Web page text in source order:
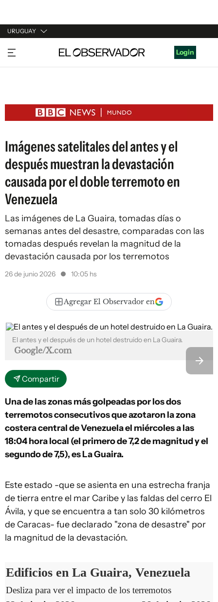
URUGUAY
URUGUAY
ARGENTINA
ESTADOS UNIDOS
Login
Imágenes satelitales del antes y el
después muestran la devastación
causada por el doble terremoto en
Venezuela
Las imágenes de La Guaira, tomadas días o
semanas antes del desastre, comparadas con las
tomadas después revelan la magnitud de la
devastación causada por los terremotos
26 de junio 2026 10:05 hs
Agregar El Observador en
El antes y el después de un hotel destruido en La Guaira.
Google/X.com
Compartir
Una de las zonas más golpeadas por los dos
terremotos consecutivos que azotaron la zona
costera central de Venezuela el miércoles a las
18:04 hora local (el primero de 7,2 de magnitud y el
segundo de 7,5), es La Guaira.
Este estado -que se asienta en una estrecha franja
de tierra entre el mar Caribe y las faldas del cerro El
Ávila, y que se encuentra a tan solo 30 kilómetros
de Caracas- fue declarado "zona de desastre" por
la magnitud de la devastación.